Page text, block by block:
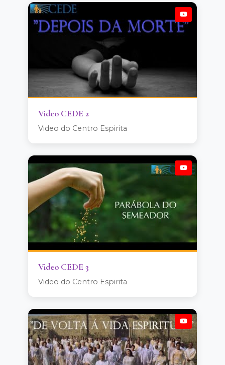
Video CEDE 2
Video do Centro Espirita
Video CEDE 3
Video do Centro Espirita